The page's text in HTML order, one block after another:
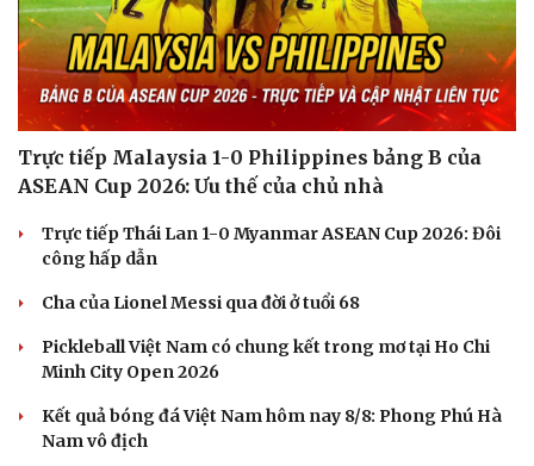
Tư vấn
Săn Tour
Câu chuyện thời sự
Đọc truyện đêm khuya
Kể chuyện cho bé
Trực tiếp Malaysia 1-0 Philippines bảng B của
ASEAN Cup 2026: Ưu thế của chủ nhà
Trực tiếp Thái Lan 1-0 Myanmar ASEAN Cup 2026: Đôi
công hấp dẫn
Cha của Lionel Messi qua đời ở tuổi 68
Pickleball Việt Nam có chung kết trong mơ tại Ho Chi
Minh City Open 2026
Kết quả bóng đá Việt Nam hôm nay 8/8: Phong Phú Hà
Nam vô địch